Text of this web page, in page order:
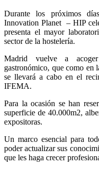
Durante los próximos
Innovation Planet – HIP
presenta el mayor
sector de la hostelería.
Madrid vuelve a
gastronómico, que como en
se llevará a cabo en el
IFEMA.
Para la ocasión se han
superficie de 40.000m2,
expositoras.
Un marco esencial para
poder actualizar sus
que les haga crecer